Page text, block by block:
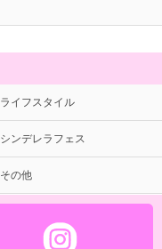
ライフスタイル
シンデレラフェス
その他